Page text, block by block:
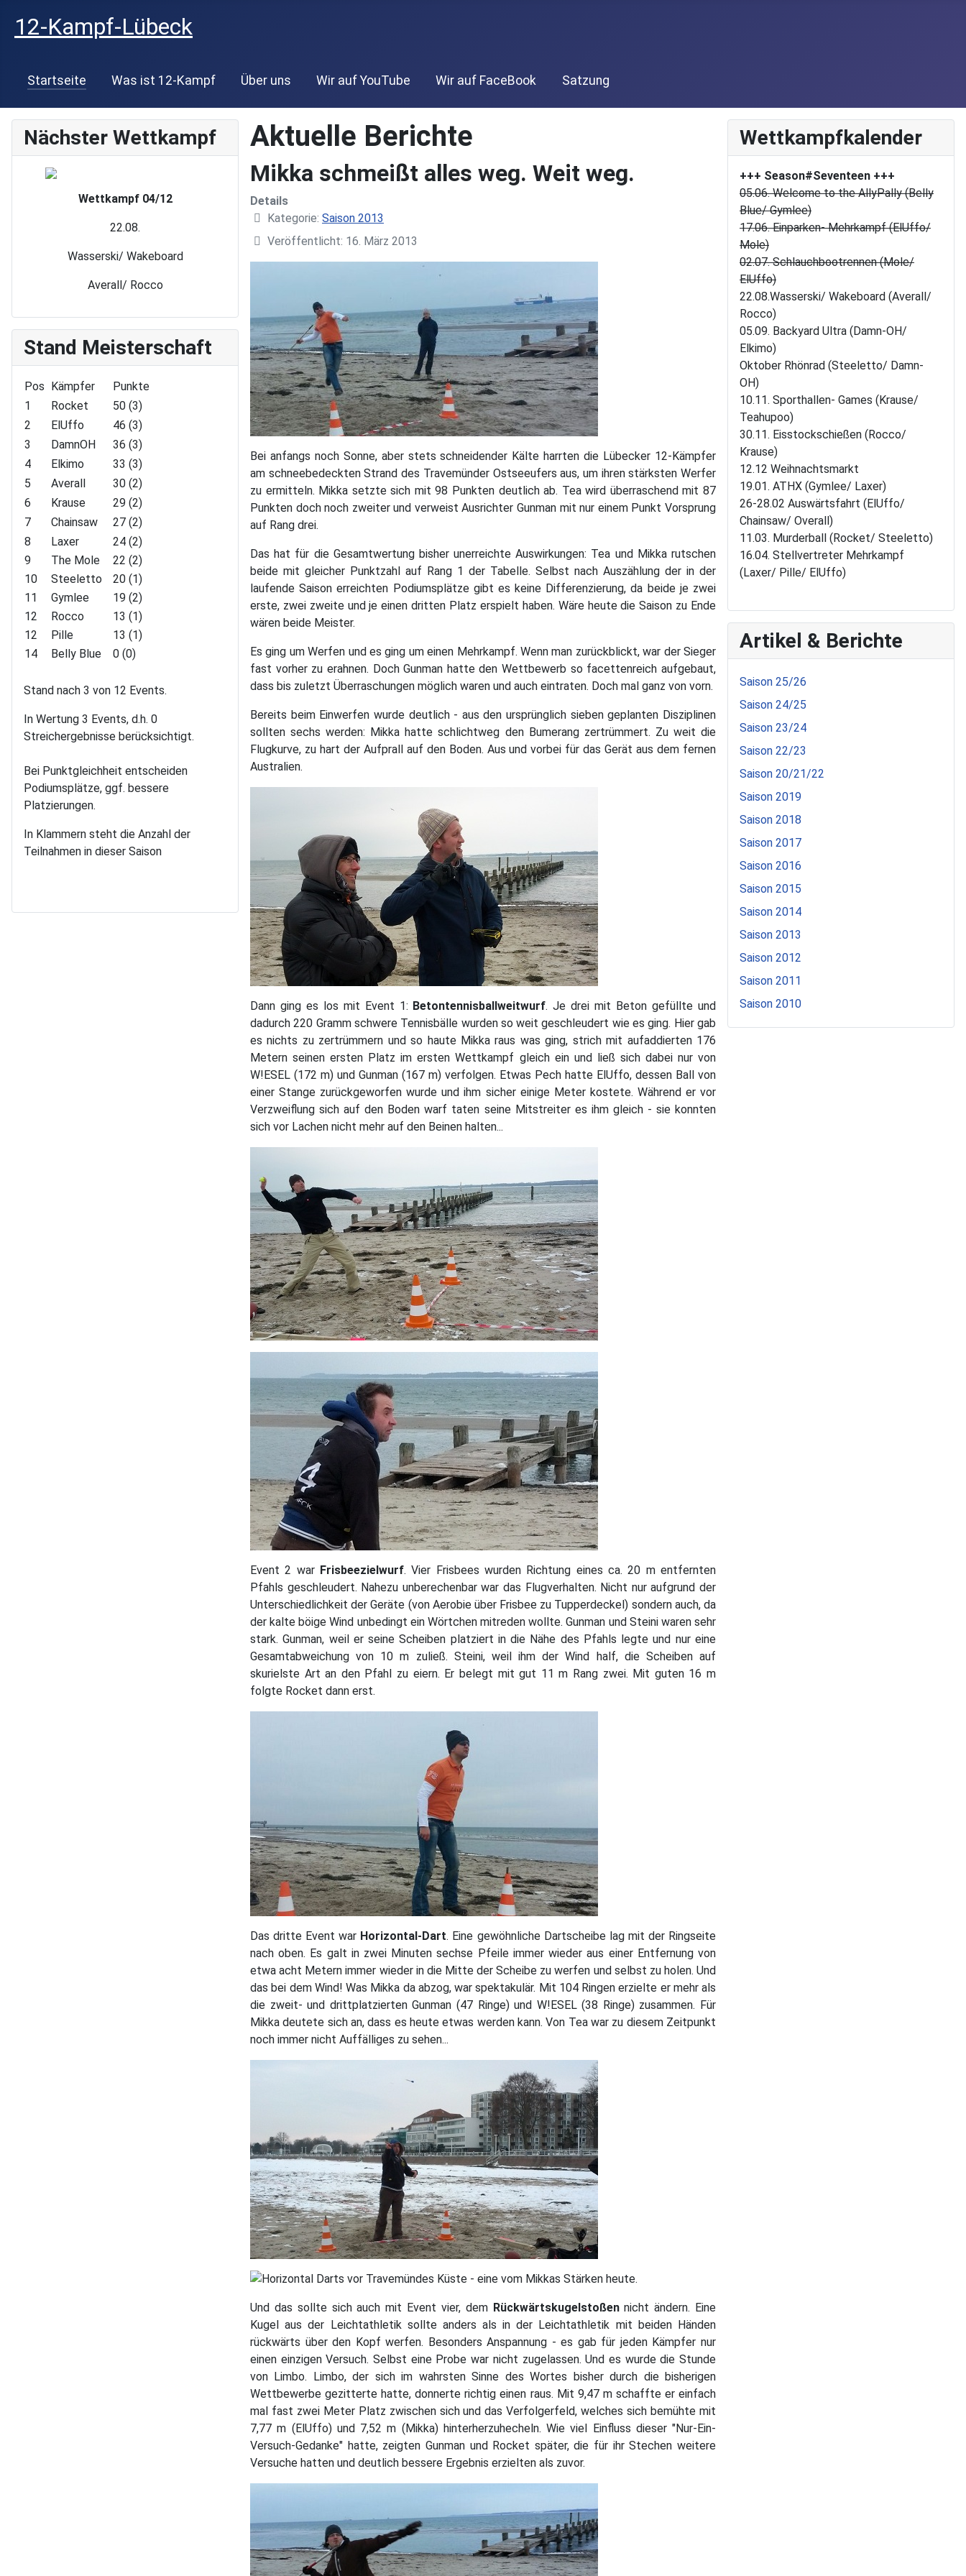
12-Kampf-Lübeck
Startseite Was ist 12-Kampf Über uns Wir auf YouTube Wir auf FaceBook Satzung
Nächster Wettkampf
Wettkampf 04/12
22.08.
Wasserski/ Wakeboard
Averall/ Rocco
Stand Meisterschaft
Pos Kämpfer
Punkte
1
Rocket
50 (3)
2
ElUffo
46 (3)
3
DamnOH
36 (3)
4
Elkimo
33 (3)
5
Averall
30 (2)
6
Krause
29 (2)
7
Chainsaw
27 (2)
8
Laxer
24 (2)
9
The Mole
22 (2)
10
Steeletto
20 (1)
11
Gymlee
19 (2)
12
Rocco
13 (1)
12
Pille
13 (1)
14
Belly Blue 0 (0)
Stand nach 3 von 12 Events.
In Wertung 3 Events, d.h. 0
Streichergebnisse berücksichtigt.
Bei Punktgleichheit entscheiden
Podiumsplätze, ggf. bessere
Platzierungen.
In Klammern steht die Anzahl der
Teilnahmen in dieser Saison
Aktuelle Berichte
Mikka schmeißt alles weg. Weit weg.
Details
Kategorie: Saison 2013
Veröffentlicht: 16. März 2013
Bei anfangs noch Sonne, aber stets schneidender Kälte harrten die Lübecker 12-Kämpfer
am schneebedeckten Strand des Travemünder Ostseeufers aus, um ihren stärksten Werfer
zu ermitteln. Mikka setzte sich mit 98 Punkten deutlich ab. Tea wird überraschend mit 87
Punkten doch noch zweiter und verweist Ausrichter Gunman mit nur einem Punkt Vorsprung
auf Rang drei.
Das hat für die Gesamtwertung bisher unerreichte Auswirkungen: Tea und Mikka rutschen
beide mit gleicher Punktzahl auf Rang 1 der Tabelle. Selbst nach Auszählung der in der
laufende Saison erreichten Podiumsplätze gibt es keine Differenzierung, da beide je zwei
erste, zwei zweite und je einen dritten Platz erspielt haben. Wäre heute die Saison zu Ende
wären beide Meister.
Es ging um Werfen und es ging um einen Mehrkampf. Wenn man zurückblickt, war der Sieger
fast vorher zu erahnen. Doch Gunman hatte den Wettbewerb so facettenreich aufgebaut,
dass bis zuletzt Überraschungen möglich waren und auch eintraten. Doch mal ganz von vorn.
Bereits beim Einwerfen wurde deutlich - aus den ursprünglich sieben geplanten Disziplinen
sollten sechs werden: Mikka hatte schlichtweg den Bumerang zertrümmert. Zu weit die
Flugkurve, zu hart der Aufprall auf den Boden. Aus und vorbei für das Gerät aus dem fernen
Australien.
Dann ging es los mit Event 1: Betontennisballweitwurf. Je drei mit Beton gefüllte und
dadurch 220 Gramm schwere Tennisbälle wurden so weit geschleudert wie es ging. Hier gab
es nichts zu zertrümmern und so haute Mikka raus was ging, strich mit aufaddierten 176
Metern seinen ersten Platz im ersten Wettkampf gleich ein und ließ sich dabei nur von
W!ESEL (172 m) und Gunman (167 m) verfolgen. Etwas Pech hatte ElUffo, dessen Ball von
einer Stange zurückgeworfen wurde und ihm sicher einige Meter kostete. Während er vor
Verzweiflung sich auf den Boden warf taten seine Mitstreiter es ihm gleich - sie konnten
sich vor Lachen nicht mehr auf den Beinen halten...
Event 2 war Frisbeezielwurf. Vier Frisbees wurden Richtung eines ca. 20 m entfernten
Pfahls geschleudert. Nahezu unberechenbar war das Flugverhalten. Nicht nur aufgrund der
Unterschiedlichkeit der Geräte (von Aerobie über Frisbee zu Tupperdeckel) sondern auch, da
der kalte böige Wind unbedingt ein Wörtchen mitreden wollte. Gunman und Steini waren sehr
stark. Gunman, weil er seine Scheiben platziert in die Nähe des Pfahls legte und nur eine
Gesamtabweichung von 10 m zuließ. Steini, weil ihm der Wind half, die Scheiben auf
skurielste Art an den Pfahl zu eiern. Er belegt mit gut 11 m Rang zwei. Mit guten 16 m
folgte Rocket dann erst.
Das dritte Event war Horizontal-Dart. Eine gewöhnliche Dartscheibe lag mit der Ringseite
nach oben. Es galt in zwei Minuten sechse Pfeile immer wieder aus einer Entfernung von
etwa acht Metern immer wieder in die Mitte der Scheibe zu werfen und selbst zu holen. Und
das bei dem Wind! Was Mikka da abzog, war spektakulär. Mit 104 Ringen erzielte er mehr als
die zweit- und drittplatzierten Gunman (47 Ringe) und W!ESEL (38 Ringe) zusammen. Für
Mikka deutete sich an, dass es heute etwas werden kann. Von Tea war zu diesem Zeitpunkt
noch immer nicht Auffälliges zu sehen...
Und das sollte sich auch mit Event vier, dem Rückwärtskugelstoßennicht ändern. Eine
Kugel aus der Leichtathletik sollte anders als in der Leichtathletik mit beiden Händen
rückwärts über den Kopf werfen. Besonders Anspannung - es gab für jeden Kämpfer nur
einen einzigen Versuch. Selbst eine Probe war nicht zugelassen. Und es wurde die Stunde
von Limbo. Limbo, der sich im wahrsten Sinne des Wortes bisher durch die bisherigen
Wettbewerbe gezitterte hatte, donnerte richtig einen raus. Mit 9,47 m schaffte er einfach
mal fast zwei Meter Platz zwischen sich und das Verfolgerfeld, welches sich bemühte mit
7,77 m (ElUffo) und 7,52 m (Mikka) hinterherzuhecheln. Wie viel Einfluss dieser "Nur-Ein-
Versuch-Gedanke" hatte, zeigten Gunman und Rocket später, die für ihr Stechen weitere
Versuche hatten und deutlich bessere Ergebnis erzielten als zuvor.
Wettkampfkalender
+++ Season#Seventeen +++
05.06. Welcome to the AllyPally (Belly
Blue/ Gymlee)
17.06. Einparken- Mehrkampf (ElUffo/
Mole)
02.07. Schlauchbootrennen (Mole/
ElUffo)
22.08.Wasserski/ Wakeboard (Averall/
Rocco)
05.09. Backyard Ultra (Damn-OH/
Elkimo)
Oktober Rhönrad (Steeletto/ Damn-
OH)
10.11. Sporthallen- Games (Krause/
Teahupoo)
30.11. Eisstockschießen (Rocco/
Krause)
12.12 Weihnachtsmarkt
19.01. ATHX (Gymlee/ Laxer)
26-28.02 Auswärtsfahrt (ElUffo/
Chainsaw/ Overall)
11.03. Murderball (Rocket/ Steeletto)
16.04. Stellvertreter Mehrkampf
(Laxer/ Pille/ ElUffo)
Artikel & Berichte
Saison 25/26
Saison 24/25
Saison 23/24
Saison 22/23
Saison 20/21/22
Saison 2019
Saison 2018
Saison 2017
Saison 2016
Saison 2015
Saison 2014
Saison 2013
Saison 2012
Saison 2011
Saison 2010